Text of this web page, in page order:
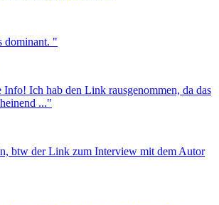
dominant. "
Ich hab den Link rausgenommen, da das
..."
btw der Link zum Interview mit dem Autor